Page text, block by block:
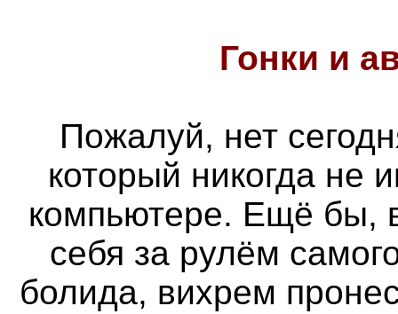
Гонки и
Пожалуй, нет
который никогда не
компьютере. Ещё бы,
себя за рулём
болида, вихрем